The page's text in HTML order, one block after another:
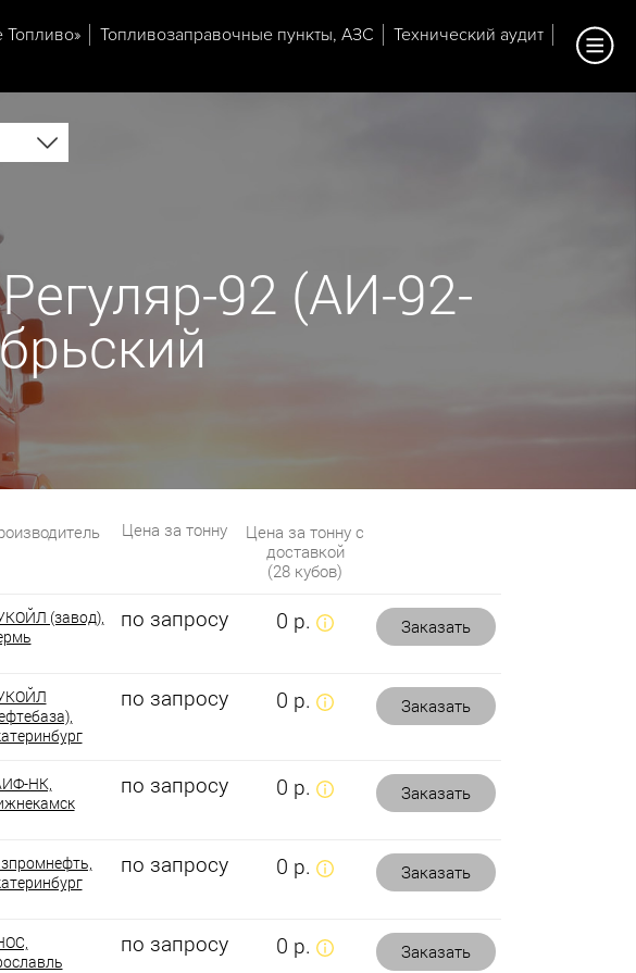
Топливо» Топливозаправочные пункты, АЗС
Технический аудит
92 (АИ-92-
Цена за тонну
Цена за тонну с
доставкой
(28 кубов)
(завод),
по запросу 0 р. Заказать
по запросу 0 р. Заказать
НК,
по запросу 0 р. Заказать
по запросу 0 р. Заказать
по запросу 0 р. Заказать